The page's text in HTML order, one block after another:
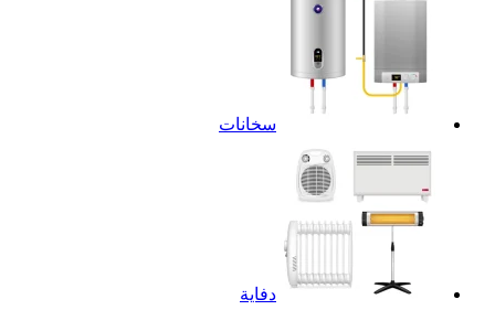
سخانات
دفاية